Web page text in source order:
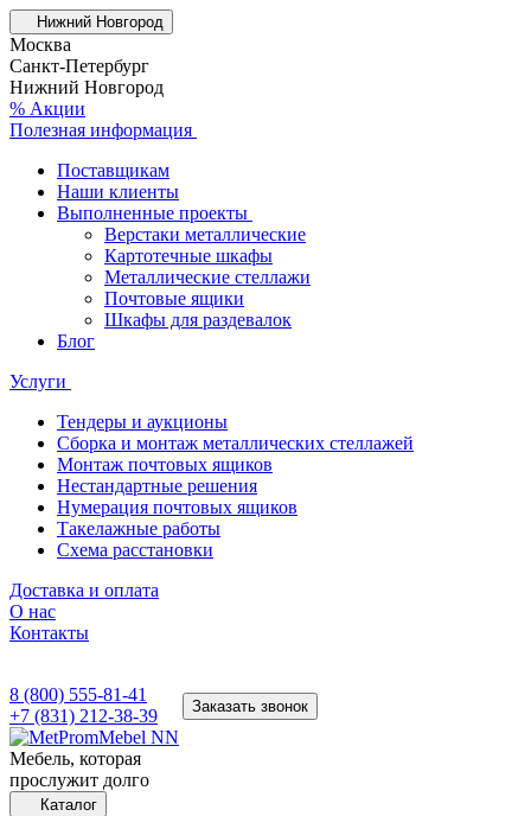
Нижний Новгород
Москва
Санкт-Петербург
Нижний Новгород
% Акции
Полезная информация
Поставщикам
Наши клиенты
Выполненные проекты
Верстаки металлические
Картотечные шкафы
Металлические стеллажи
Почтовые ящики
Шкафы для раздевалок
Блог
Услуги
Тендеры и аукционы
Сборка и монтаж металлических стеллажей
Монтаж почтовых ящиков
Нестандартные решения
Нумерация почтовых ящиков
Такелажные работы
Схема расстановки
Доставка и оплата
О нас
Контакты
8 (800) 555-81-41
+7 (831) 212-38-39
Заказать звонок
Мебель, которая
прослужит долго
Каталог